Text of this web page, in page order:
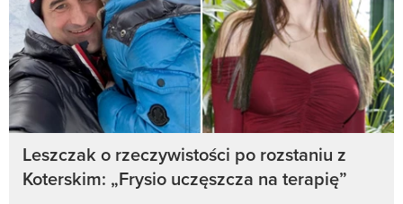
Leszczak o rzeczywistości po rozstaniu z
Koterskim: „Frysio uczęszcza na terapię”